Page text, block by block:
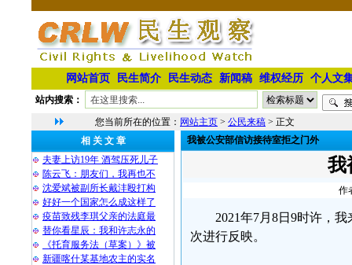
网站首页 民生简介 民生动态 新闻稿 维权经历 个人文
站内搜索：
您当前所在的位置： 网站主页 > 公民来稿 > 正文
相 关 文 章
夫妻上访19年 酒驾压死儿子
陈云飞：朋友们，我再也不
沈爱斌被副所长戴沣殴打构
好好一个国家怎么成这样了
疫苗致残李琪父亲的法庭最
替你看星辰：我和许志永的
《托育服务法（草案）》被
新疆喀什某基地农主的实名
我被公安部信访接待室拒之门外
我
作
2021年7月8日9时许，
次进行反映。